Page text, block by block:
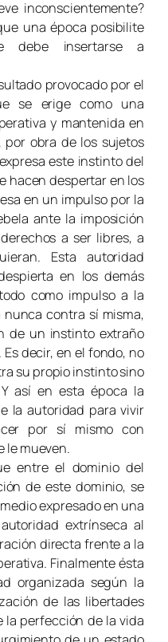
inconscientemente?
una época posibilite
debe insertarse a
provocado por el
se erige como una
y mantenida en
por obra de los sujetos
este instinto del
hacen despertar en los
en un impulso por la
ante la imposición
a ser libres, a
Esta autoridad
en los demás
como impulso a la
contra sí misma,
de un instinto extraño
decir, en el fondo, no
su propio instinto sino
así en esta época la
la autoridad para vivir
por sí mismo con
le mueven.
entre el dominio del
de este dominio, se
expresado en una
extrínseca al
directa frente a la
Finalmente ésta
organizada según la
de las libertades
la perfección de la vida